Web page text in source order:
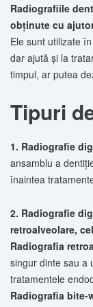
Radiografiile
obţinute cu
Ele sunt utilizate
dar ajută şi la
timpul, ar putea
Tipuri
1. Radiografie
ansamblu a
înaintea
2. Radiografie
retroalveolare,
Radiografia
singur dinte sau a
tratamentele
Radiografia bite-